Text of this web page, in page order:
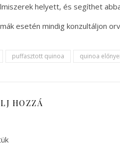
helyett, és segíthet
esetén mindig konzultáljon
puffasztott quinoa quinoa előnyei
HOZZÁ